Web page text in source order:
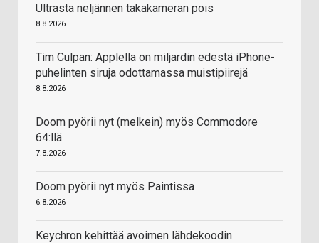
Ultrasta neljännen takakameran pois
8.8.2026
Tim Culpan: Applella on miljardin edestä iPhone-
puhelinten siruja odottamassa muistipiirejä
8.8.2026
Doom pyörii nyt (melkein) myös Commodore
64:llä
7.8.2026
Doom pyörii nyt myös Paintissa
6.8.2026
Keychron kehittää avoimen lähdekoodin